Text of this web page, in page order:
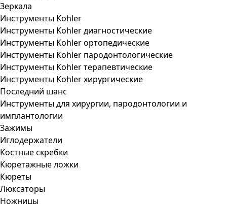
Зеркала
Инструменты Kohler
Инструменты Kohler диагностические
Инструменты Kohler ортопедические
Инструменты Kohler пародонтологические
Инструменты Kohler терапевтические
Инструменты Kohler хирургические
Последний шанс
Инструменты для хирургии, пародонтологии и
имплантологии
Зажимы
Иглодержатели
Костные скребки
Кюретажные ложки
Кюреты
Люксаторы
Ножницы